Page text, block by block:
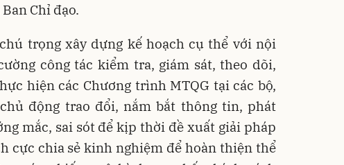
Chỉ đạo.
trọng xây dựng kế hoạch cụ thể với nội
công tác kiểm tra, giám sát, theo dõi,
hiện các Chương trình MTQG tại các bộ,
động trao đổi, nắm bắt thông tin, phát
mắc, sai sót để kịp thời đề xuất giải pháp
cực chia sẻ kinh nghiệm để hoàn thiện thể